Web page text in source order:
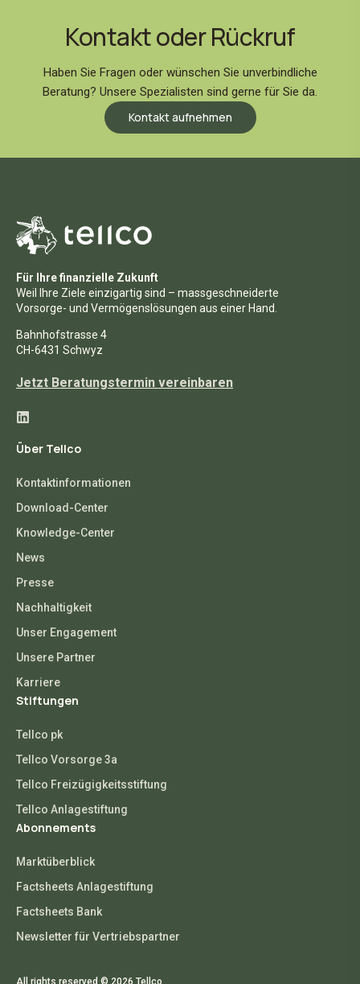
Kontakt oder Rückruf
Haben Sie Fragen oder wünschen Sie unverbindliche
Beratung? Unsere Spezialisten sind gerne für Sie da.
Kontakt aufnehmen
Für Ihre finanzielle Zukunft
Weil Ihre Ziele einzigartig sind – massgeschneiderte
Vorsorge- und Vermögenslösungen aus einer Hand.
Bahnhofstrasse 4
CH-6431 Schwyz
Jetzt Beratungstermin vereinbaren
Über Tellco
Kontaktinformationen
Download-Center
Knowledge-Center
News
Presse
Nachhaltigkeit
Unser Engagement
Unsere Partner
Karriere
Stiftungen
Tellco pk
Tellco Vorsorge 3a
Tellco Freizügigkeitsstiftung
Tellco Anlagestiftung
Abonnements
Marktüberblick
Factsheets Anlagestiftung
Factsheets Bank
Newsletter für Vertriebspartner
All rights reserved © 2026 Tellco